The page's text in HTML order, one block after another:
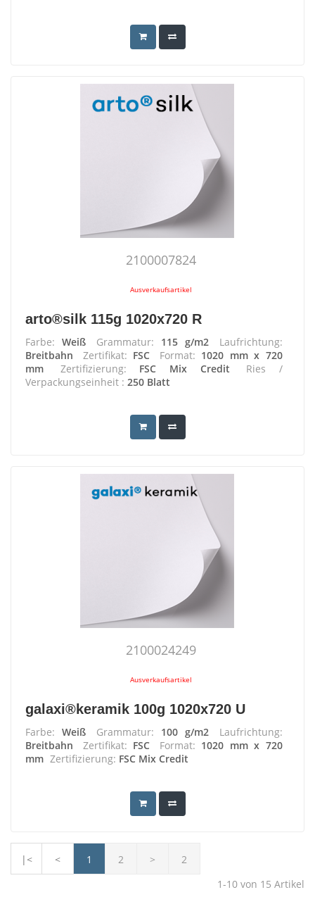
2100007824
Ausverkaufsartikel
arto®silk 115g 1020x720 R
Farbe: Weiß Grammatur: 115 g/m2
Laufrichtung:
Breitbahn
Zertifikat: FSC Format: 1020 mm x 720
mm
Zertifizierung: FSC Mix Credit
Ries /
Verpackungseinheit : 250 Blatt
2100024249
Ausverkaufsartikel
galaxi®keramik 100g 1020x720 U
Farbe: Weiß Grammatur: 100 g/m2
Laufrichtung:
Breitbahn
Zertifikat: FSC Format: 1020 mm x 720
mm Zertifizierung: FSC Mix Credit
|< < 1 2 >
2
1-10 von 15 Artikel